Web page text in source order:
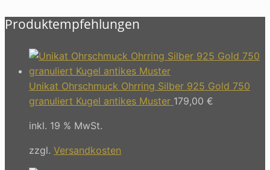
Produktempfehlungen
Unikat Ohrschmuck Ohrring Silber 925 Gold 750
granuliert Kugel antikes Muster 179,00 €
inkl. 19 % MwSt.
zzgl. Versandkosten